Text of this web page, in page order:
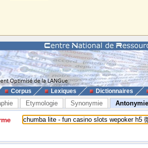
Corpus Lexiques Dictionnaires
Etymologie Synonymie Antonymie